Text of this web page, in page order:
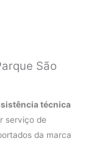
São
técnica
serviço de
da marca